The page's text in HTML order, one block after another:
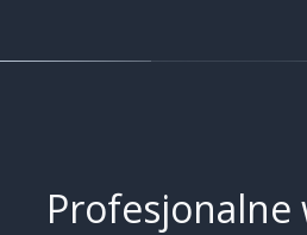
Profesjonalne